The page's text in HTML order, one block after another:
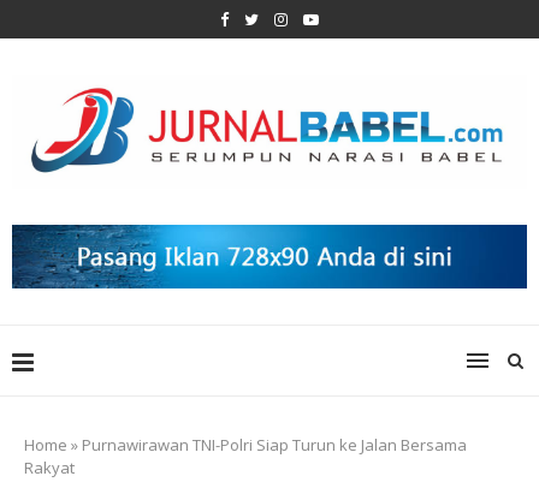
Home » Purnawirawan TNI-Polri Siap Turun ke Jalan Bersama
Rakyat